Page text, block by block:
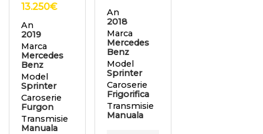
13.250€
An
2019
Marca
Mercedes
Benz
Model
Sprinter
Caroserie
Furgon
Transmisie
Manuala
An
2018
Marca
Mercedes
Benz
Model
Sprinter
Caroserie
Frigorifica
Transmisie
Manuala